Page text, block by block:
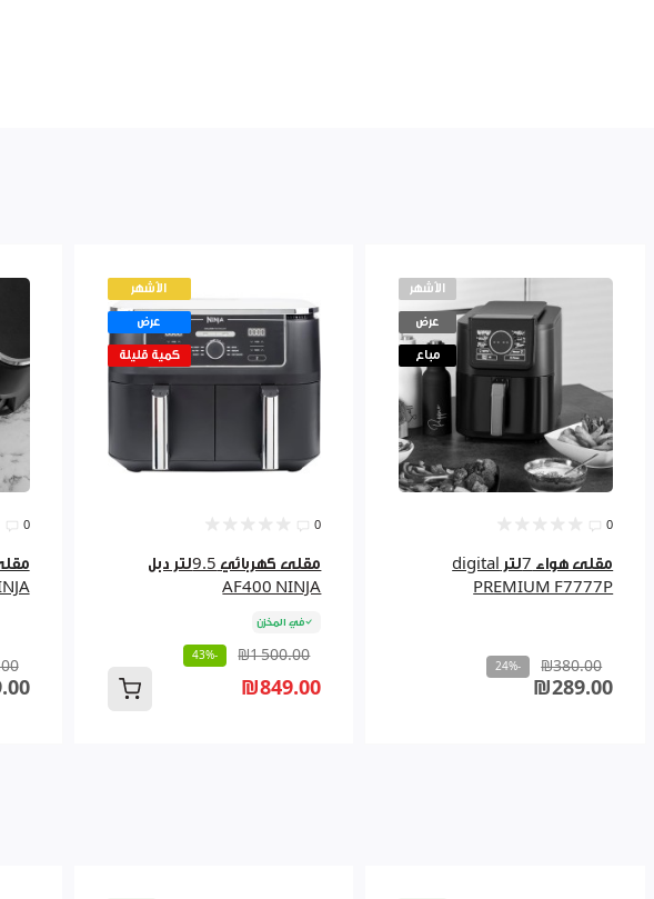
الأشهر
عرض
مباع
0
مقلى هواء 7لتر digital
PREMIUM F7777P
₪380.00
-24%
₪289.00
الأشهر
عرض
كمية قليلة
0
مقلى كهربائي 9.5لتر دبل
AF400 NINJA
في المخزن
₪1 500.00
-43%
₪849.00
0